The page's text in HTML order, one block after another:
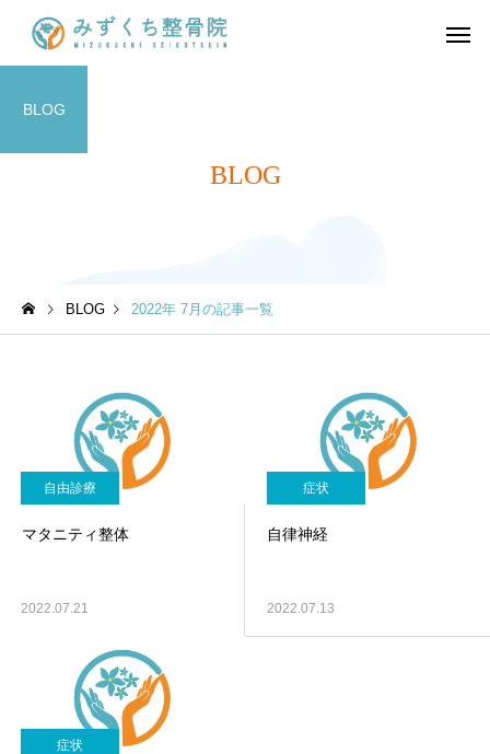
BLOG
BLOG
BLOG 2022年 7月の記事一覧
自由診療
マタニティ整体
2022.07.21
症状
自律神経
2022.07.13
症状